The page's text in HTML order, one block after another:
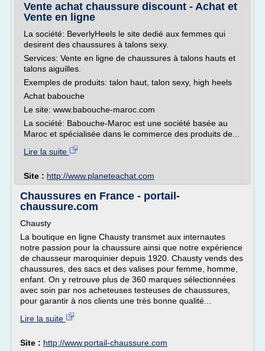
Vente achat chaussure discount - Achat et
Vente en ligne
La société: BeverlyHeels le site dedié aux femmes qui
desirent des chaussures à talons sexy.
Services: Vente en ligne de chaussures à talons hauts et
talons aiguilles.
Exemples de produits: talon haut, talon sexy, high heels
Achat babouche
Le site: www.babouche-maroc.com
La société: Babouche-Maroc est une société basée au
Maroc et spécialisée dans le commerce des produits de...
Lire la suite
Site : http://www.planeteachat.com
Chaussures en France - portail-
chaussure.com
Chausty
La boutique en ligne Chausty transmet aux internautes
notre passion pour la chaussure ainsi que notre expérience
de chausseur maroquinier depuis 1920. Chausty vends des
chaussures, des sacs et des valises pour femme, homme,
enfant. On y retrouve plus de 360 marques sélectionnées
avec soin par nos acheteuses testeuses de chaussures,
pour garantir à nos clients une très bonne qualité...
Lire la suite
Site : http://www.portail-chaussure.com